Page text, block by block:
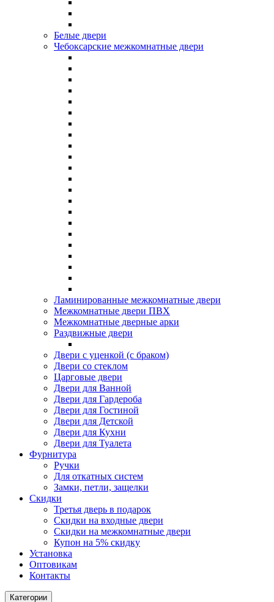
Белые двери
Чебоксарские межкомнатные двери
Ламинированные межкомнатные двери
Межкомнатные двери ПВХ
Межкомнатные дверные арки
Раздвижные двери
Двери с уценкой (с браком)
Двери со стеклом
Царговые двери
Двери для Ванной
Двери для Гардероба
Двери для Гостиной
Двери для Детской
Двери для Кухни
Двери для Туалета
Фурнитура
Ручки
Для откатных систем
Замки, петли, защелки
Скидки
Третья дверь в подарок
Скидки на входные двери
Скидки на межкомнатные двери
Купон на 5% скидку
Установка
Оптовикам
Контакты
Категории